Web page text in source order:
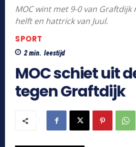
MOC wint met 9-0 van Graftdijk
helft en hattrick van Juul.
SPORT
2min. leestijd
MOC schiet uit
tegen Graftdijk